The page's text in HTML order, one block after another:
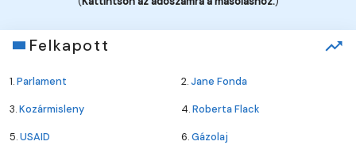
Felkapott
1.Parlament 2.Jane Fonda
3.Kozármisleny 4.Roberta Flack
5.USAID 6.Gázolaj